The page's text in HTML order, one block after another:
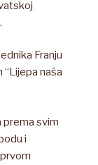
Franju
naša
prema svim
i